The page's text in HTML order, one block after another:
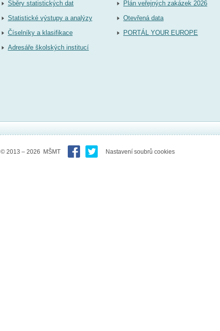
Sběry statistických dat
Statistické výstupy a analýzy
Číselníky a klasifikace
Adresáře školských institucí
Plán veřejných zakázek 2026
Otevřená data
PORTÁL YOUR EUROPE
© 2013 – 2026 MŠMT Nastavení soubrů cookies